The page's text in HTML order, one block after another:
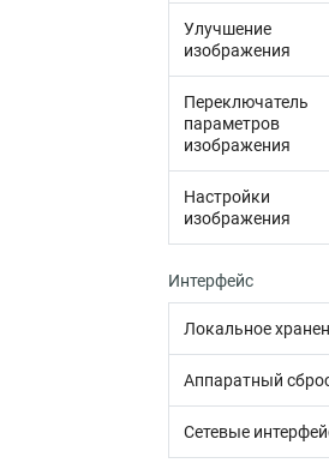
Улучшение
изображения
Переключатель
параметров
изображения
Настройки
изображения
Интерфейс
Локальное
Аппаратный
Сетевые